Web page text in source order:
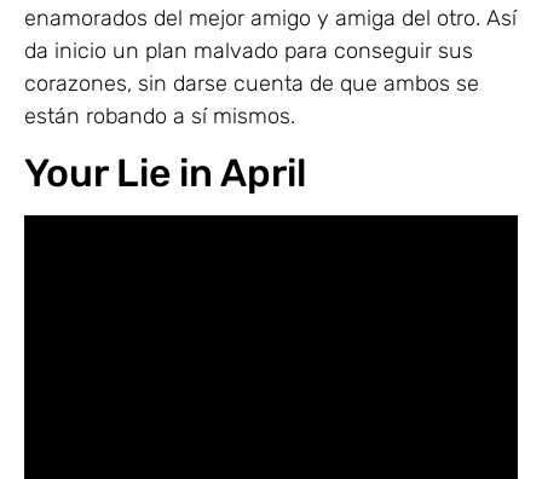
enamorados del mejor amigo y amiga del otro. Así
da inicio un plan malvado para conseguir sus
corazones, sin darse cuenta de que ambos se
están robando a sí mismos.
Your Lie in April